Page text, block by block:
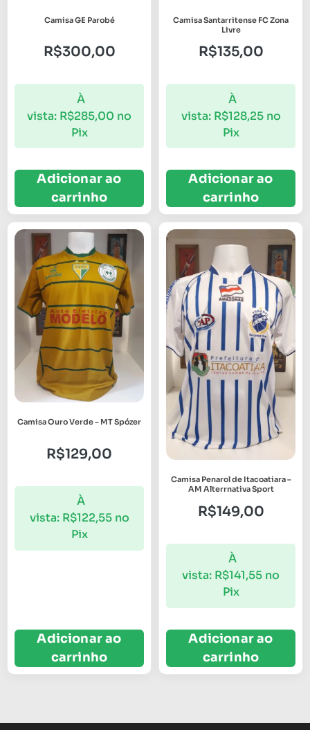
Camisa GE Parobé
R$300,00
À
vista: R$285,00 no
Pix
Adicionar ao
carrinho
Camisa Santarritense FC Zona
Livre
R$135,00
À
vista: R$128,25 no
Pix
Adicionar ao
carrinho
Camisa Ouro Verde – MT Spózer
R$129,00
À
vista: R$122,55 no
Pix
Adicionar ao
carrinho
Camisa Penarol de Itacoatiara –
AM Alterrnativa Sport
R$149,00
À
vista: R$141,55 no
Pix
Adicionar ao
carrinho